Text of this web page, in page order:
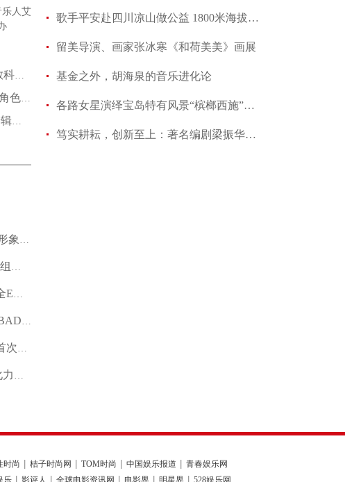
乐人艾
SEVENTEEN出道9周年！连三年向联合国教科文组织捐款：致力於创造并改
《我明目张胆地梦想成为灰姑娘》四位主要角色全E人！剧中角色MBTI
Apink金南珠SOLO来台秀团魂友情戒！新专辑《BAD》自我喊话做自己
官宣！新疆喀什授予音乐人艾热AIR“喀什市旅游形象代言
SEVENTEEN出道9周年！连三年向联合国教科文组织捐款：致力
《我明目张胆地梦想成为灰姑娘》四位主要角色全E人！剧
Apink金南珠SOLO来台秀团魂友情戒！新专辑《BAD》自我喊
NCT DREAM在10万名观众的热情中圆满结束了首次日本东
SUHO《Missing Crown Prince》以广泛的角色消化力提升
歌手平安赴四川凉山做公益 1800米海拔和小学生
留美导演、画家张冰寒《和荷美美》画展
基金之外，胡海泉的音乐进化论
各路女星演绎宝岛特有风景“槟榔西施”看看哪位
笃实耕耘，创新至上：著名编剧梁振华出席2024文化强
时尚 桔子时尚网 TOM时尚 中国娱乐报道
青春娱乐网
乐 影评人 全球电影资讯网 电影界 明星界 528娱乐网